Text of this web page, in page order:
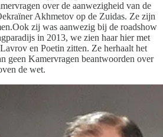
over de aanwezigheid van de
Akhmetov op de Zuidas. Ze zijn
zij was aanwezig bij de roadshow
in 2013, we zien haar hier met
en Poetin zitten. Ze herhaalt het
geen Kamervragen beantwoorden over
de wet.